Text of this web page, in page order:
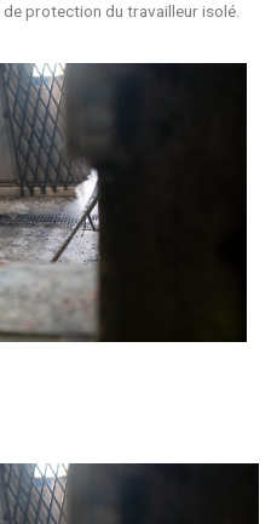
protection du travailleur isolé.